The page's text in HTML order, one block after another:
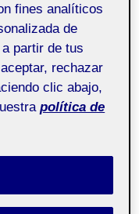
crear una
de
de la propia
escena
fines analíticos
de
partir de tus
rechazar
clic abajo,
política de